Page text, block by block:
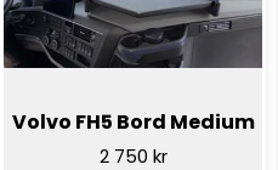
Volvo FH5 Bord Medium
2 750 kr